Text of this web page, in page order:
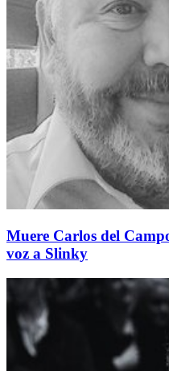
Muere Carlos del
voz a Slinky